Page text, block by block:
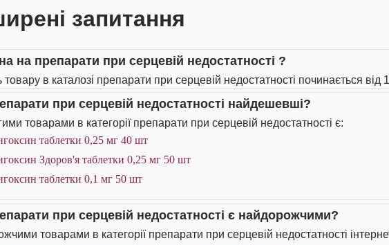
запитання
на препарати при серцевій недостатності ?
товару в каталозі препарати при серцевій недостатності починається від
при серцевій недостатності найдешевші?
товарами в категорії препарати при серцевій недостатності є:
таблетки 0,25 мг 40 шт
Здоров'я таблетки 0,25 мг 50 шт
таблетки 0,1 мг 50 шт
при серцевій недостатності є найдорожчими?
товарами в категорії препарати при серцевій недостатності